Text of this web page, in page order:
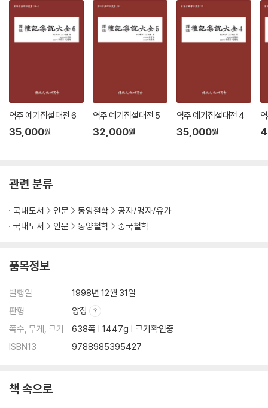
역주 예기집설대전 6
35,000원
역주 예기집설대전 5
32,000원
역주 예기집설대전 4
35,000원
관련 분류
국내도서 인문 동양철학
공자/맹자/유가
국내도서
인문 동양철학 중국철학
품목정보
발행일
1998년 12월 31일
판형
양장
쪽수, 무게, 크기
638쪽 | 1447g | 크기확인중
ISBN13
9788985395427
책 속으로